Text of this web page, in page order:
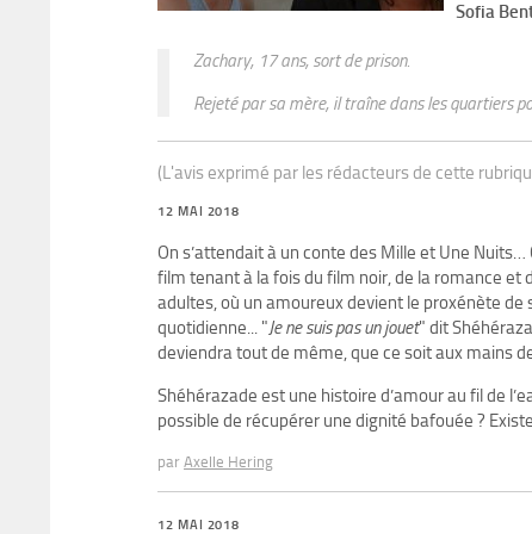
Sofia
Zachary, 17 ans, sort de prison.
Rejeté par sa mère, il traîne dans les quartiers
(L'avis exprimé par les rédacteurs de cette
12 MAI 2018
On s’attendait à un conte des Mille et Une
film tenant à la fois du film noir, de la romance
adultes, où un amoureux devient le proxénète
quotidienne... "Je ne suis pas un jouet" dit
deviendra tout de même, que ce soit aux mains
Shéhérazade est une histoire d’amour au fil de
possible de récupérer une dignité bafouée ?
par Axelle Hering
12 MAI 2018